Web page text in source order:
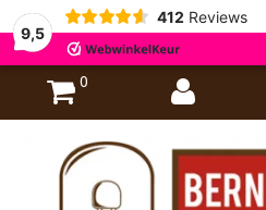
9,5
412 Reviews
0